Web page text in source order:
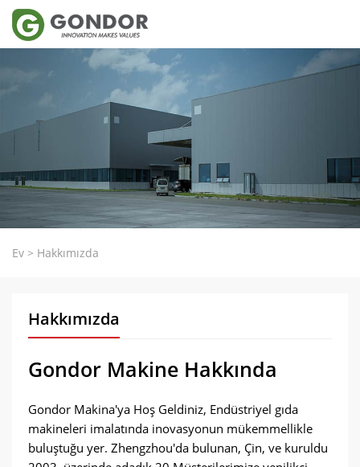
Ev > Hakkımızda
Hakkımızda
Gondor Makine Hakkında
Gondor Makina'ya Hoş Geldiniz, Endüstriyel gıda
makineleri imalatında inovasyonun mükemmellikle
buluştuğu yer. Zhengzhou'da bulunan, Çin, ve kuruldu